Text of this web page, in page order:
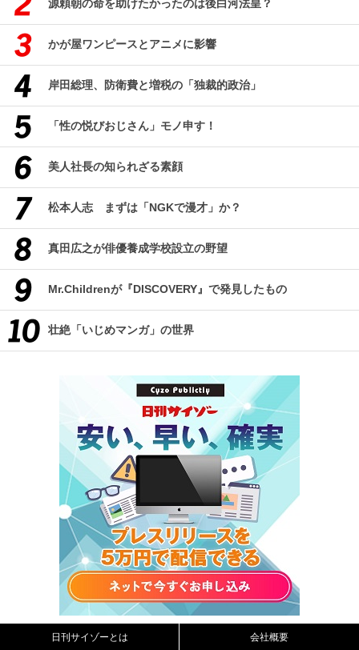
源頼朝の命を助けたかったのは後白河法皇？
かが屋ワンピースとアニメに影響
岸田総理、防衛費と増税の「独裁的政治」
「性の悦びおじさん」モノ申す！
美人社長の知られざる素顔
松本人志 まずは「NGKで漫才」か？
真田広之が俳優養成学校設立の野望
Mr.Childrenが『DISCOVERY』で発見したもの
壮絶「いじめマンガ」の世界
日刊サイゾーとは 会社概要